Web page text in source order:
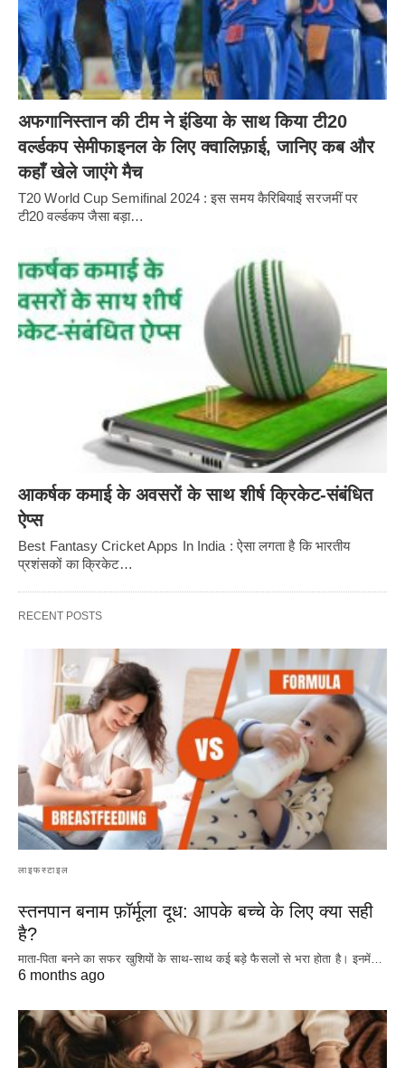
अफगानिस्तान की टीम ने इंडिया के साथ किया टी20
वर्ल्डकप सेमीफाइनल के लिए क्वालिफ़ाई, जानिए कब और
कहाँ खेले जाएंगे मैच
T20 World Cup Semifinal 2024 : इस समय कैरिबियाई सरजमीं पर
टी20 वर्ल्डकप जैसा बड़ा…
आकर्षक कमाई के अवसरों के साथ शीर्ष क्रिकेट-संबंधित
ऐप्स
Best Fantasy Cricket Apps In India : ऐसा लगता है कि भारतीय
प्रशंसकों का क्रिकेट…
RECENT POSTS
लाइफस्टाइल
स्तनपान बनाम फ़ॉर्मूला दूध: आपके बच्चे के लिए क्या सही
है?
माता-पिता बनने का सफर खुशियों के साथ-साथ कई बड़े फैसलों से भरा होता है। इनमें…
6 months ago